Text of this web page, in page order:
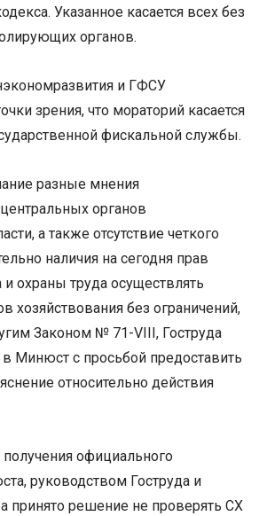
Указанное касается всех без
органов.
и ГФСУ
зрения, что мораторий касается
фискальной службы.
разные мнения
органов
а также отсутствие четкого
наличия на сегодня прав
и охраны труда осуществлять
хозяйствования без ограничений,
Законом № 71-VIII, Гоструда
Минюст с просьбой предоставить
относительно действия
официального
руководством Гоструда и
принято решение не проверять СХ